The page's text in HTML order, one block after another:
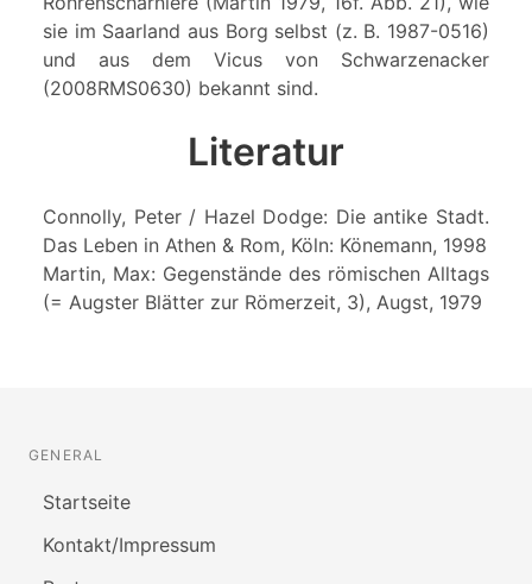
sie im Saarland aus Borg selbst (z. B. 1987-0516)
und aus dem Vicus von Schwarzenacker
(2008RMS0630) bekannt sind.
Literatur
Connolly, Peter / Hazel Dodge: Die antike Stadt.
Das Leben in Athen & Rom, Köln: Könemann, 1998
Martin, Max: Gegenstände des römischen Alltags
(= Augster Blätter zur Römerzeit, 3), Augst, 1979
GENERAL
Startseite
Kontakt/Impressum